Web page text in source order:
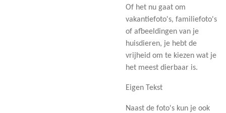
Of het nu gaat om
vakantiefoto's, familiefoto's
of afbeeldingen van je
huisdieren, je hebt de
vrijheid om te kiezen wat je
het meest dierbaar is.
Eigen Tekst
Naast de foto's kun je ook